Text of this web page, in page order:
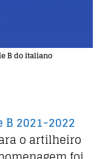
B do italiano
2021-2022
o artilheiro